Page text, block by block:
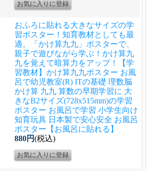
おふろに貼れる大きなサイズの学
習ポスター！知育教材としても最
適。「かけ算九九」ポスターで、
親子で遊びながら学ぶ！かけ算九
九を覚えて暗算力をアップ！
【学
習教材】かけ算九九ポスター お風
呂で幼児教室(R) ITの基礎 理数脳
かけ算 九九 算数の早期学習に 大
きなB2サイズ(728x515mm)の学習
ポスター お風呂で学習 小学生向け
知育玩具 日本製で安心安全 お風呂
ポスター【お風呂に貼れる】
880円(税込)